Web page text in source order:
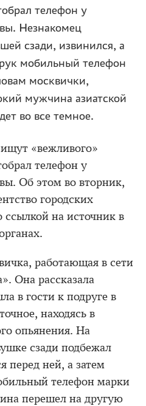
телефон у
Незнакомец
сзади, извинился, а
мобильный телефон
москвички,
мужчина азиатской
во все темное.
«вежливого»
телефон у
Об этом во вторник,
городских
ссылкой на источник в
работающая в сети
Она рассказала
в гости к подруге в
находясь в
опьянения. На
сзади подбежал
перед ней, а затем
телефон марки
перешел на другую